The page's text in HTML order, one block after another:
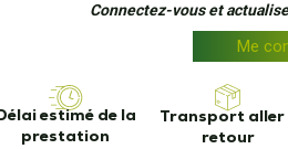
Connectez-vous et
Me
estimé de la
prestation
Transport
retour